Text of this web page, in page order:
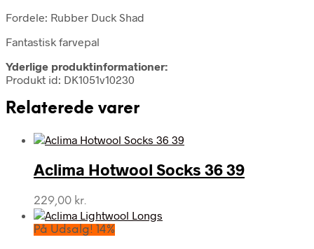
Fordele: Rubber Duck Shad
Fantastisk farvepal
Yderlige produktinformationer:
Produkt id: DK1051v10230
Relaterede varer
Aclima Hotwool Socks 36 39
229,00 kr.
På Udsalg! 14%